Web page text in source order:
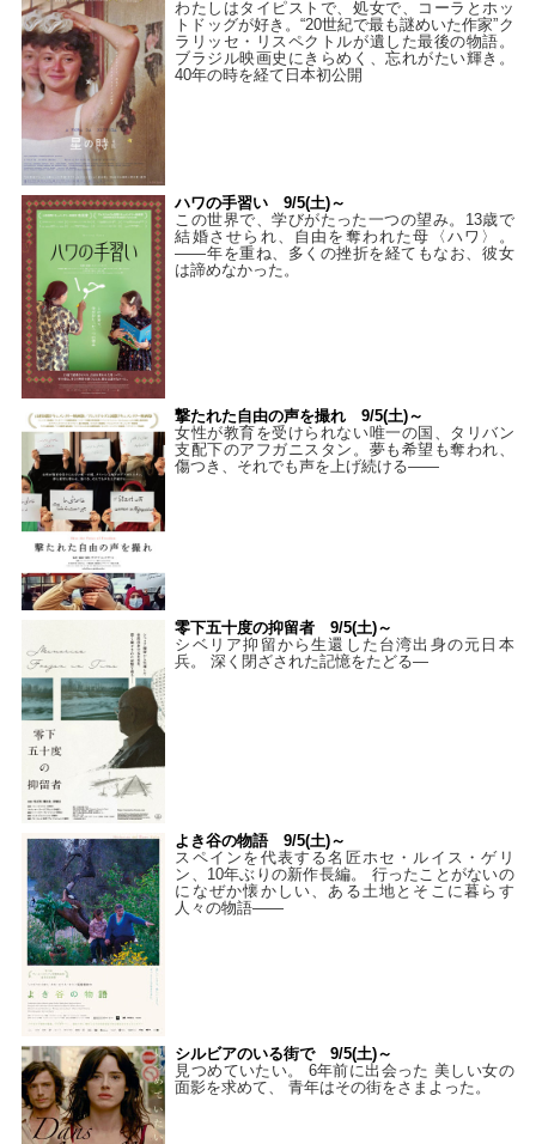
わたしはタイピストで、処⼥で、コーラとホッ
トドッグが好き。“20世紀で最も謎めいた作家”ク
ラリッセ・リスペクトルが遺した最後の物語。
ブラジル映画史にきらめく、忘れがたい輝き。
40年の時を経て⽇本初公開
ハワの手習い 9/5(土)～
この世界で、学びがたった一つの望み。13歳で
結婚させられ、自由を奪われた母〈ハワ〉。
——年を重ね、多くの挫折を経てもなお、彼女
は諦めなかった。
撃たれた自由の声を撮れ 9/5(土)～
女性が教育を受けられない唯一の国、タリバン
支配下のアフガニスタン。夢も希望も奪われ、
傷つき、それでも声を上げ続ける——
零下五十度の抑留者 9/5(土)～
シベリア抑留から生還した台湾出身の元日本
兵。 深く閉ざされた記憶をたどる—
よき谷の物語 9/5(土)～
スペインを代表する名匠ホセ・ルイス・ゲリ
ン、10年ぶりの新作長編。 行ったことがないの
になぜか懐かしい、ある土地とそこに暮らす
人々の物語――
シルビアのいる街で 9/5(土)～
見つめていたい。 6年前に出会った 美しい女の
面影を求めて、 青年はその街をさまよった。